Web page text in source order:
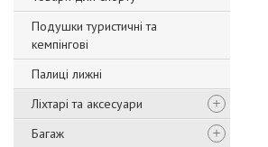
Подушки туристичні та
кемпінгові
Палиці лижні
Ліхтарі та аксесуари
Багаж